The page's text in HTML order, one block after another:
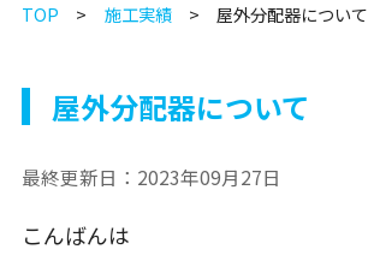
TOP 施工実績 屋外分配器について
屋外分配器について
最終更新日： 2023年09月27日
こんばんは